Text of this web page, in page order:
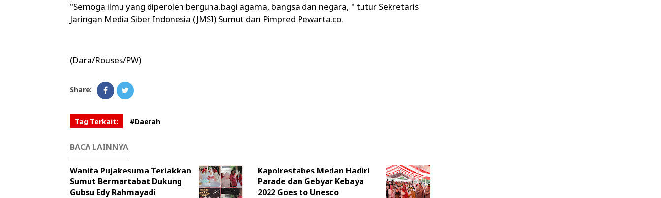
"Semoga ilmu yang diperoleh berguna.bagi agama, bangsa dan negara, " tutur Sekretaris
Jaringan Media Siber Indonesia (JMSI) Sumut dan Pimpred Pewarta.co.
(Dara/Rouses/PW)
Share:
Tag Terkait: #Daerah
BACA LAINNYA
Wanita Pujakesuma Teriakkan
Sumut Bermartabat Dukung
Gubsu Edy Rahmayadi
Kapolrestabes Medan Hadiri
Parade dan Gebyar Kebaya
2022 Goes to Unesco